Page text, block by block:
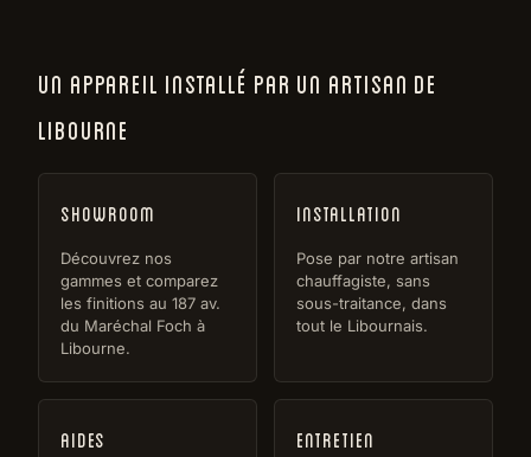
UN APPAREIL INSTALLÉ PAR UN ARTISAN DE
LIBOURNE
Showroom
Découvrez nos
gammes et comparez
les finitions au 187 av.
du Maréchal Foch à
Libourne.
Installation
Pose par notre artisan
chauffagiste, sans
sous-traitance, dans
tout le Libournais.
Aides Entretien